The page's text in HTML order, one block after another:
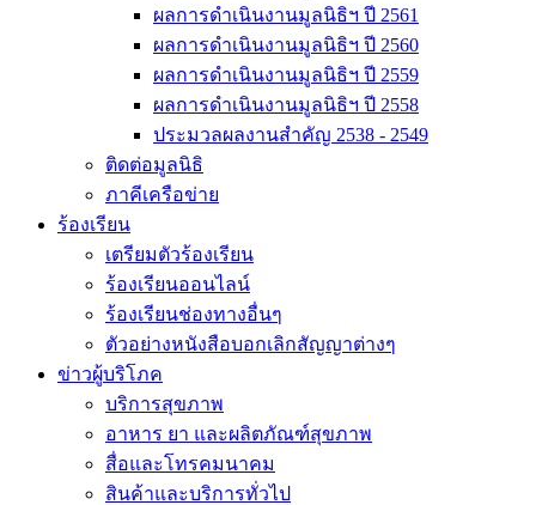
ผลการดำเนินงานมูลนิธิฯ ปี 2561
ผลการดำเนินงานมูลนิธิฯ ปี 2560
ผลการดำเนินงานมูลนิธิฯ ปี 2559
ผลการดำเนินงานมูลนิธิฯ ปี 2558
ประมวลผลงานสำคัญ 2538 - 2549
ติดต่อมูลนิธิ
ภาคีเครือข่าย
ร้องเรียน
เตรียมตัวร้องเรียน
ร้องเรียนออนไลน์
ร้องเรียนช่องทางอื่นๆ
ตัวอย่างหนังสือบอกเลิกสัญญาต่างๆ
ข่าวผู้บริโภค
บริการสุขภาพ
อาหาร ยา และผลิตภัณฑ์สุขภาพ
สื่อและโทรคมนาคม
สินค้าและบริการทั่วไป